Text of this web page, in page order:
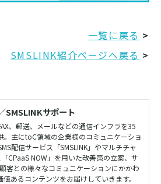
一覧に戻る >
SMSLINK紹介ページへ戻る >
SMSLINKサポート
、郵送、メールなどの通信インフラを35
。主にtoC領域の企業様のコミュニケーショ
配信サービス「SMSLINK」やマルチチャ
CPaaS NOW」を用いた改善策の立案、サ
客との様々なコミュニケーションにかかわ
値あるコンテンツをお届けしていきます。